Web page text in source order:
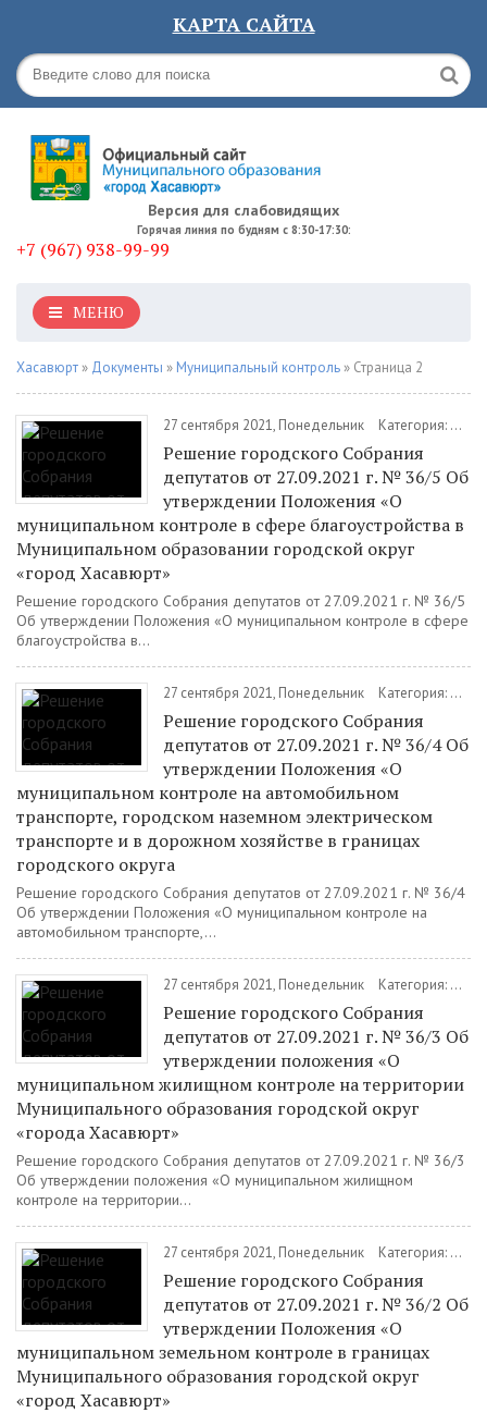
КАРТА САЙТА
Версия для слабовидящих
Горячая линия по будням с 8:30-17:30:
+7 (967) 938-99-99
МЕНЮ
Хасавюрт » Документы » Муниципальный контроль » Страница 2
27 сентября 2021, Понедельник Категория:
Решение городского Собрания
депутатов от 27.09.2021 г. № 36/5 Об
утверждении Положения «О
муниципальном контроле в сфере благоустройства в
Муниципальном образовании городской округ
«город Хасавюрт»
Решение городского Собрания депутатов от 27.09.2021 г. № 36/5
Об утверждении Положения «О муниципальном контроле в сфере
благоустройства в...
27 сентября 2021, Понедельник Категория:
Решение городского Собрания
депутатов от 27.09.2021 г. № 36/4 Об
утверждении Положения «О
муниципальном контроле на автомобильном
транспорте, городском наземном электрическом
транспорте и в дорожном хозяйстве в границах
городского округа
Решение городского Собрания депутатов от 27.09.2021 г. № 36/4
Об утверждении Положения «О муниципальном контроле на
автомобильном транспорте,...
27 сентября 2021, Понедельник Категория:
Решение городского Собрания
депутатов от 27.09.2021 г. № 36/3 Об
утверждении положения «О
муниципальном жилищном контроле на территории
Муниципального образования городской округ
«города Хасавюрт»
Решение городского Собрания депутатов от 27.09.2021 г. № 36/3
Об утверждении положения «О муниципальном жилищном
контроле на территории...
27 сентября 2021, Понедельник Категория:
Решение городского Собрания
депутатов от 27.09.2021 г. № 36/2 Об
утверждении Положения «О
муниципальном земельном контроле в границах
Муниципального образования городской округ
«город Хасавюрт»